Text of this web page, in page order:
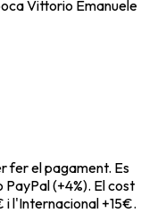
Vittorio Emanuele
fer el pagament. Es
(+4%). El cost
l'Internacional +15€.